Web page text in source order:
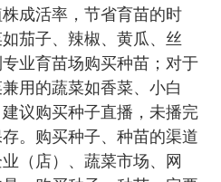
成活率，节省育苗的时
茄子、辣椒、黄瓜、丝
业育苗场购买种苗；对于
用的蔬菜如香菜、小白
议购买种子直播，未播完
。购买种子、种苗的渠道
（店）、蔬菜市场、网